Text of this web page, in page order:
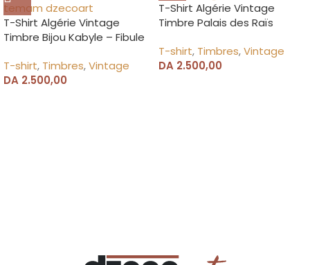
T-Shirt Algérie Vintage
Timbre Bijou Kabyle – Fibule
T-shirt, Timbres,Vintage
DA 2.500,00
T-Shirt Algérie Vintage
Timbre Palais des Raïs
T-shirt, Timbres,Vintage
DA 2.500,00